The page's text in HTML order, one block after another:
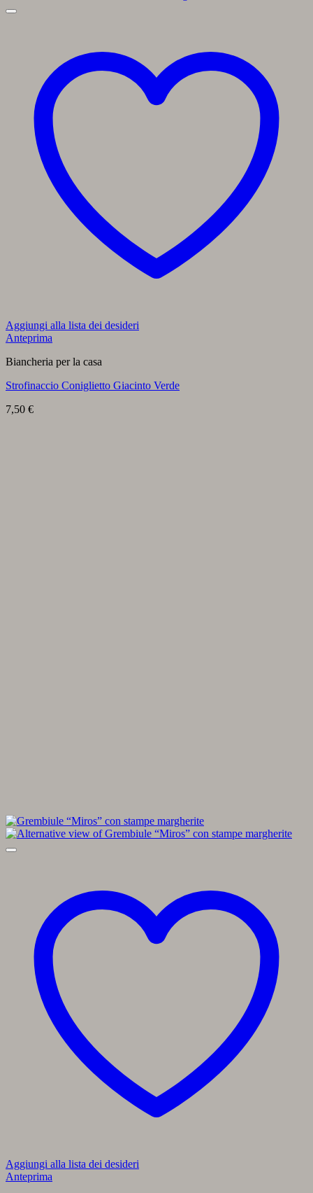
Aggiungi alla lista dei desideri
Anteprima
Biancheria per la casa
Strofinaccio Coniglietto Giacinto Verde
7,50 €
Aggiungi alla lista dei desideri
Anteprima